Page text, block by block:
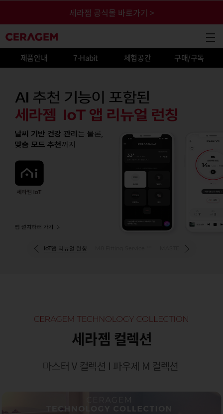
본문 바로가기
세라젬 공식몰 바로가기 >
CERAGEM GNB
제품안내 7-Habit 체험공간 구매/구독
7-HABIT IoT앱 리뉴얼 런칭